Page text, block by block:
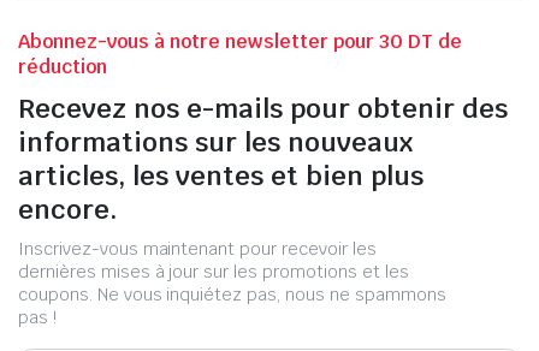
Abonnez-vous à notre newsletter pour 30 DT de
réduction
Recevez nos e-mails pour obtenir des
informations sur les nouveaux
articles, les ventes et bien plus
encore.
Inscrivez-vous maintenant pour recevoir les
dernières mises à jour sur les promotions et les
coupons. Ne vous inquiétez pas, nous ne spammons
pas !